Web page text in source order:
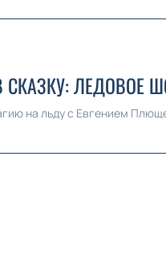
СКАЗКУ: ЛЕДОВОЕ
на льду с Евгением